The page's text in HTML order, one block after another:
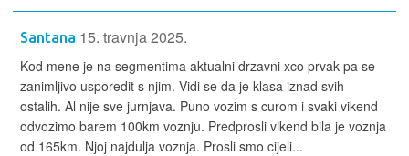
Santana 15. travnja 2025.
Kod mene je na segmentima aktualni drzavni xco prvak pa se
zanimljivo usporedit s njim. Vidi se da je klasa iznad svih
ostalih. Al nije sve jurnjava. Puno vozim s curom i svaki vikend
odvozimo barem 100km voznju. Predprosli vikend bila je voznja
od 165km. Njoj najdulja voznja. Prosli smo cijeli...